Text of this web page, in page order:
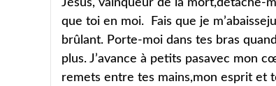
Jésus, vainqueur de la mort,détache-
que toi en moi. Fais que je
brûlant. Porte-moi dans tes bras
plus. J’avance à petits pasavec mon
remets entre tes mains,mon esprit et